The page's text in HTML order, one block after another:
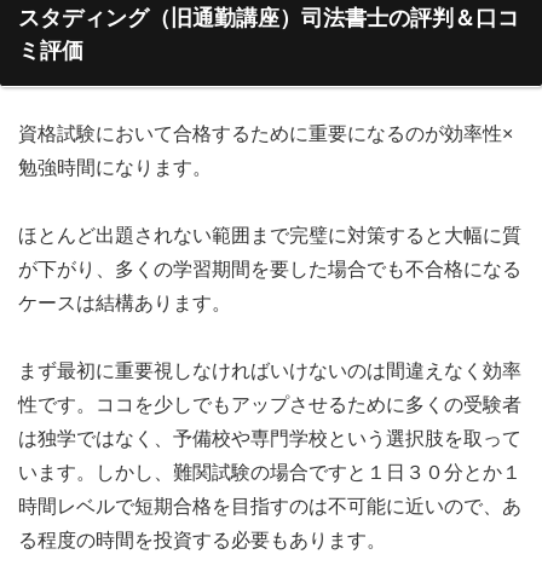
スタディング（旧通勤講座）司法書士の評判＆口コ
ミ評価
資格試験において合格するために重要になるのが効率性×
勉強時間になります。
ほとんど出題されない範囲まで完璧に対策すると大幅に質
が下がり、多くの学習期間を要した場合でも不合格になる
ケースは結構あります。
まず最初に重要視しなければいけないのは間違えなく効率
性です。ココを少しでもアップさせるために多くの受験者
は独学ではなく、予備校や専門学校という選択肢を取って
います。しかし、難関試験の場合ですと１日３０分とか１
時間レベルで短期合格を目指すのは不可能に近いので、あ
る程度の時間を投資する必要もあります。